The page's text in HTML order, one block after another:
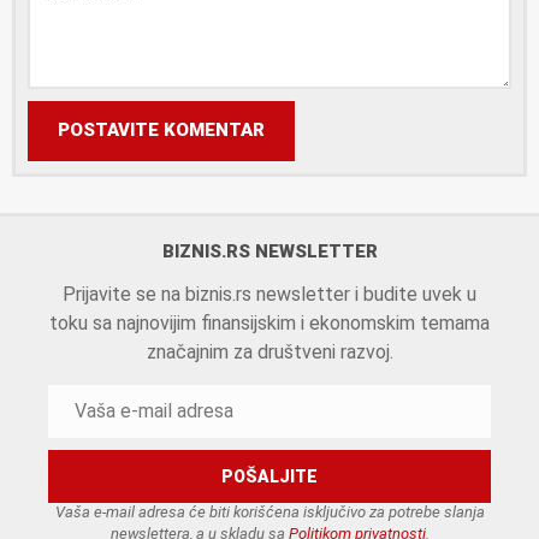
POSTAVITE KOMENTAR
BIZNIS.RS NEWSLETTER
Prijavite se na biznis.rs newsletter i budite uvek u
toku sa najnovijim finansijskim i ekonomskim temama
značajnim za društveni razvoj.
Vaša e-mail adresa će biti korišćena isključivo za potrebe slanja
newslettera, a u skladu sa Politikom privatnosti.